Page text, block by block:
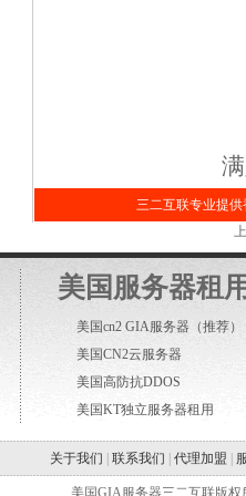
三二互联专业提
美国服务器租
美国cn2 GIA服务器 （推荐）
美国CN2云服务器
美国高防抗DDOS
美国KT独立服务器租用
关于我们 联系我们 代理加盟
美国GIA服务器三二互联版权